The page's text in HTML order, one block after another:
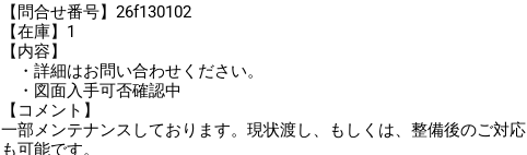
【問合せ番号】26f130102
【在庫】1
【内容】
・詳細はお問い合わせください。
・図面入手可否確認中
【コメント】
一部メンテナンスしております。現状渡し、もしくは、整備後のご対応
も可能です。